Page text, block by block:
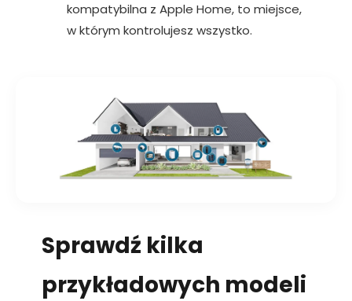
kompatybilna z Apple Home, to miejsce,
w którym kontrolujesz wszystko.
Sprawdź kilka
przykładowych modeli